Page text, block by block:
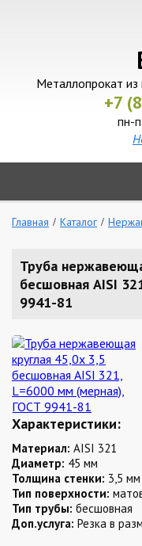
Металлопрокат
+7
пн-
Главная Каталог
Труба
бесшовная AISI
9941-81
Характеристики:
Материал: AISI 321
Диаметр: 45 мм
Толщина стенки: 3,5 мм
Тип поверхности:
Тип трубы: бесшовная
Доп.услуга: Резка в